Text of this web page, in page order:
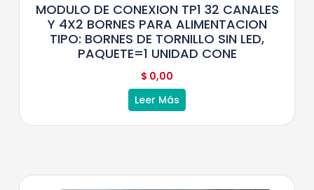
MODULO DE CONEXION TP1 32 CANALES
Y 4X2 BORNES PARA ALIMENTACION
TIPO: BORNES DE TORNILLO SIN LED,
PAQUETE=1 UNIDAD CONE
$ 0,00
Leer Más